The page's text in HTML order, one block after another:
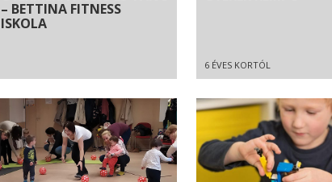
– BETTINA FITNESS
ISKOLA
6 ÉVES KORTÓL